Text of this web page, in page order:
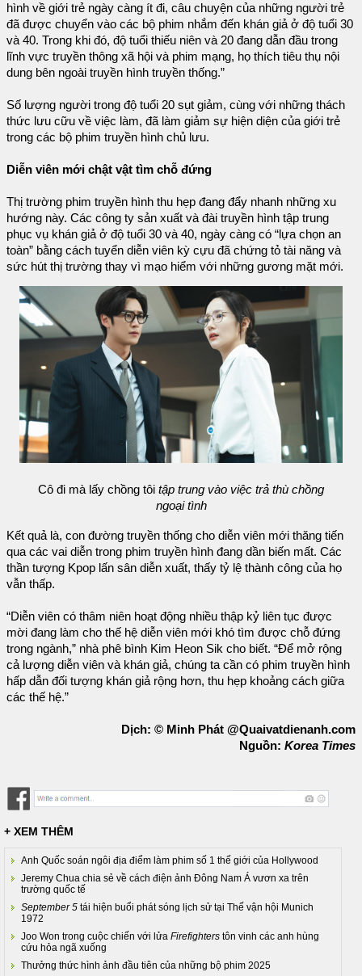
hình về giới trẻ ngày càng ít đi, câu chuyện của những người trẻ
đã được chuyển vào các bộ phim nhắm đến khán giả ở độ tuổi 30
và 40. Trong khi đó, độ tuổi thiếu niên và 20 đang dẫn đầu trong
lĩnh vực truyền thông xã hội và phim mạng, họ thích tiêu thụ nội
dung bên ngoài truyền hình truyền thống.”
Số lượng người trong độ tuổi 20 sụt giảm, cùng với những thách
thức lưu cữu về việc làm, đã làm giảm sự hiện diện của giới trẻ
trong các bộ phim truyền hình chủ lưu.
Diễn viên mới chật vật tìm chỗ đứng
Thị trường phim truyền hình thu hẹp đang đẩy nhanh những xu
hướng này. Các công ty sản xuất và đài truyền hình tập trung
phục vụ khán giả ở độ tuổi 30 và 40, ngày càng có “lựa chọn an
toàn” bằng cách tuyển diễn viên kỳ cựu đã chứng tỏ tài năng và
sức hút thị trường thay vì mạo hiểm với những gương mặt mới.
Cô đi mà lấy chồng tôi tập trung vào việc trả thù chồng
ngoại tình
Kết quả là, con đường truyền thống cho diễn viên mới thăng tiến
qua các vai diễn trong phim truyền hình đang dần biến mất. Các
thần tượng Kpop lấn sân diễn xuất, thấy tỷ lệ thành công của họ
vẫn thấp.
“Diễn viên có thâm niên hoạt động nhiều thập kỷ liên tục được
mời đang làm cho thế hệ diễn viên mới khó tìm được chỗ đứng
trong ngành,” nhà phê bình Kim Heon Sik cho biết. “Để mở rộng
cả lượng diễn viên và khán giả, chúng ta cần có phim truyền hình
hấp dẫn đối tượng khán giả rộng hơn, thu hẹp khoảng cách giữa
các thế hệ.”
Dịch: © Minh Phát @Quaivatdienanh.com
Nguồn: Korea Times
+ XEM THÊM
Anh Quốc soán ngôi địa điểm làm phim số 1 thế giới của Hollywood
Jeremy Chua chia sẻ về cách điện ảnh Đông Nam Á vươn xa trên
trường quốc tế
September 5 tái hiện buổi phát sóng lịch sử tại Thế vận hội Munich
1972
Joo Won trong cuộc chiến với lửa Firefighters tôn vinh các anh hùng
cứu hỏa ngã xuống
Thưởng thức hình ảnh đầu tiên của những bộ phim 2025